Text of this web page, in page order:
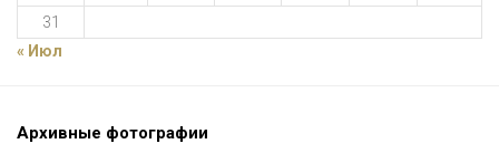
31
« Июл
Архивные фотографии